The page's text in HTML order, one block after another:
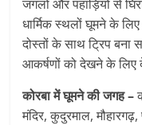
जंगलों और पहाड़ियों से
धार्मिक स्थलों घूमने के
दोस्तों के साथ ट्रिप बना
आकर्षणों को देखने के
कोरबा में घूमने की जगह –
मंदिर, कुदुरमाल, मौहारगढ़,